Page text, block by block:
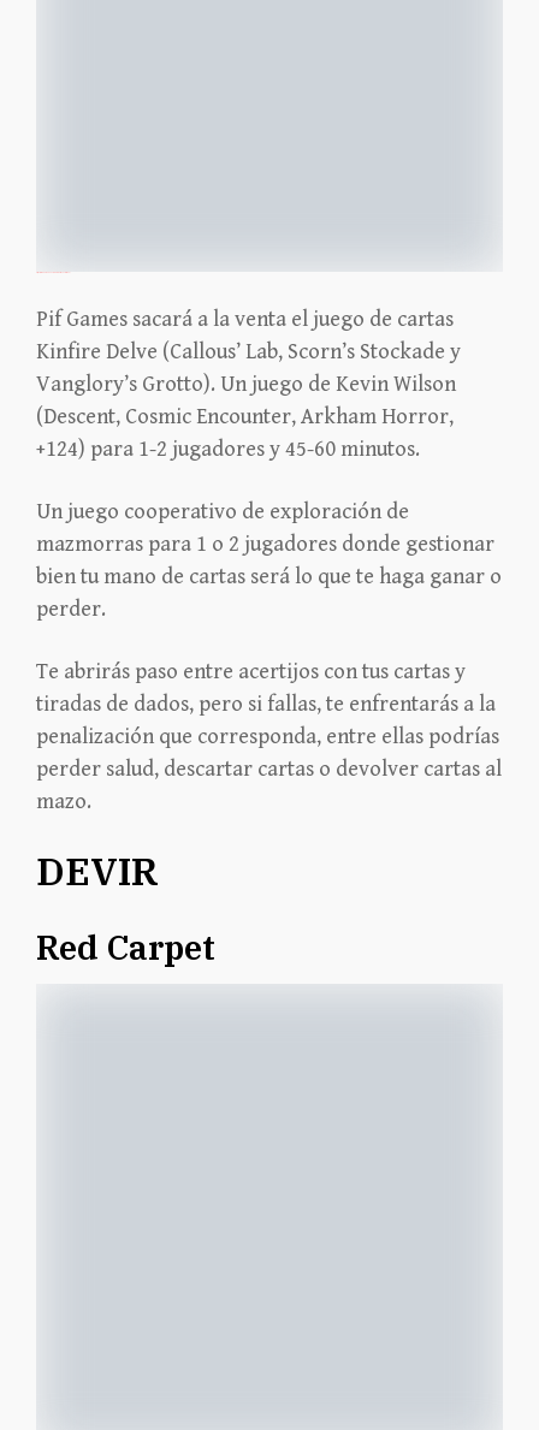
Pif Games sacará a la venta el juego de cartas
Kinfire Delve (Callous’ Lab, Scorn’s Stockade y
Vanglory’s Grotto). Un juego de Kevin Wilson
(Descent, Cosmic Encounter, Arkham Horror,
+124) para 1-2 jugadores y 45-60 minutos.
Un juego cooperativo de exploración de
mazmorras para 1 o 2 jugadores donde gestionar
bien tu mano de cartas será lo que te haga ganar o
perder.
Te abrirás paso entre acertijos con tus cartas y
tiradas de dados, pero si fallas, te enfrentarás a la
penalización que corresponda, entre ellas podrías
perder salud, descartar cartas o devolver cartas al
mazo.
DEVIR
Red Carpet